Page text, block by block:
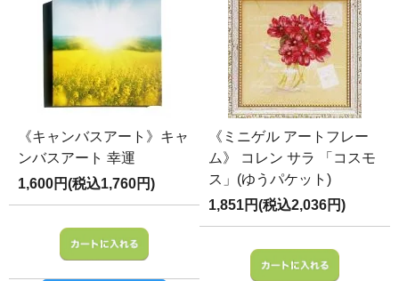
《キャンバスアート》キャ
ンバスアート 幸運
1,600円(税込1,760円)
《ミニゲル アートフレー
ム》 コレン サラ 「コスモ
ス」(ゆうパケット)
1,851円(税込2,036円)